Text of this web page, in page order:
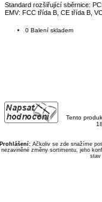
Standard rozšiřující sběrnice:
EMV: FCC třída B, CE třída B,
0 Balení skladem
Tento
Prohlášení:Ačkoliv se zde snažíme
nezaviněné změny sortimentu, jeho
stav